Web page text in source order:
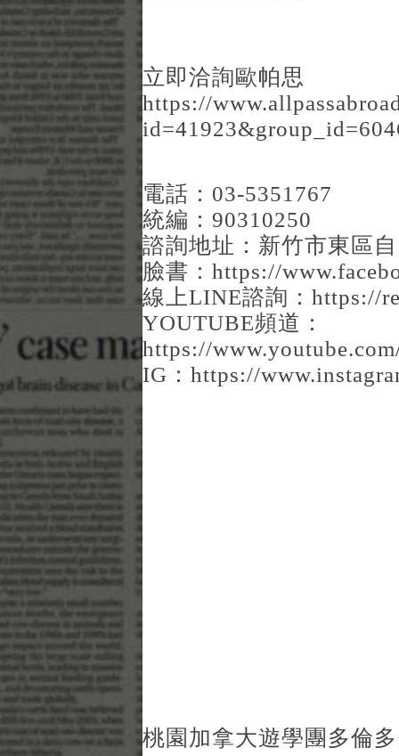
立即洽詢歐帕思
https://
電話：03-5351767
統編：90310250
諮詢地址：新竹市東區
臉書： https://
線上LINE諮詢： https://
YOUTUBE頻道：
https://
IG： https://
桃園加拿大遊學團多倫